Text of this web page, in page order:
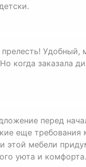
Удобный,
когда заказала
перед
еще требования
этой мебели
уюта и